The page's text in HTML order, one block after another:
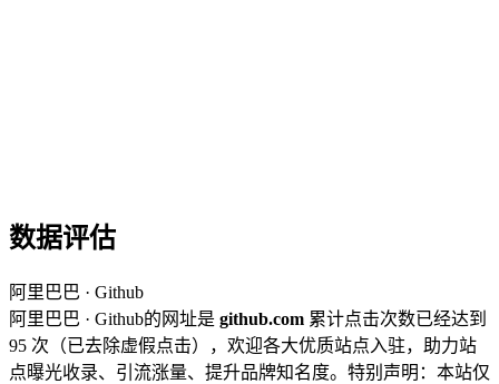
数据评估
阿里巴巴 · Github
阿里巴巴 · Github的网址是 github.com 累计点击次数已经达到
95 次（已去除虚假点击），欢迎各大优质站点入驻，助力站
点曝光收录、引流涨量、提升品牌知名度。特别声明：本站仅